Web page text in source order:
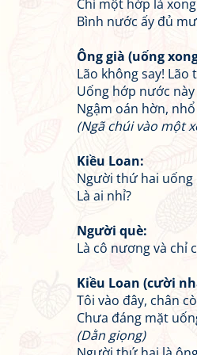
Chỉ một hớp là xong
Bình nước ấy đủ
Ông già (uống
Lão không say!
Uống hớp nước
Ngậm oán hờn,
(Ngã chúi vào một
Kiều Loan:
Người thứ hai
Là ai nhỉ?
Người què:
Là cô nương và chỉ
Kiều Loan (cười
Tôi vào đây, chân
Chưa đáng mặt
(Dằn giọng)